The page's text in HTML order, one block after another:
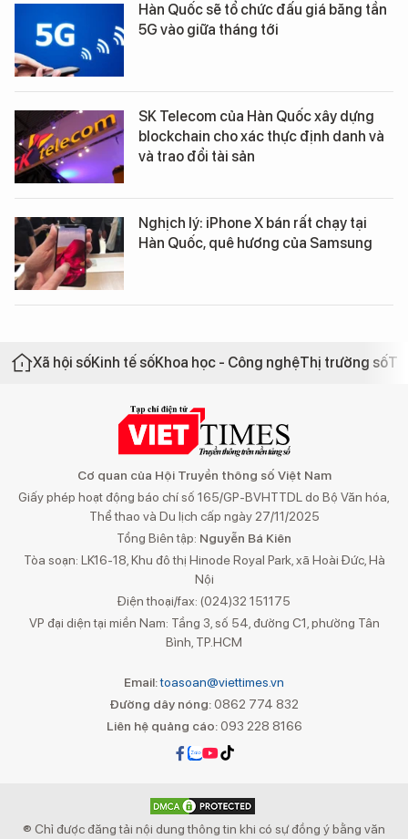
Hàn Quốc sẽ tổ chức đấu giá băng tần
5G vào giữa tháng tới
SK Telecom của Hàn Quốc xây dựng
blockchain cho xác thực định danh và
và trao đổi tài sản
Nghịch lý: iPhone X bán rất chạy tại
Hàn Quốc, quê hương của Samsung
Xã hội sốKinh tế sốKhoa học - Công nghệThị trường số
Cơ quan của Hội Truyền thông số Việt Nam
Giấy phép hoạt động báo chí số 165/GP-BVHTTDL do Bộ Văn hóa,
Thể thao và Du lịch cấp ngày 27/11/2025
Tổng Biên tập: Nguyễn Bá Kiên
Tòa soạn: LK16-18, Khu đô thị Hinode Royal Park, xã Hoài Đức, Hà
Nội
Điện thoại/fax: (024)32 151175
VP đại diện tại miền Nam: Tầng 3, số 54, đường C1, phường Tân
Bình, TP.HCM
Email:toasoan@viettimes.vn
Đường dây nóng: 0862 774 832
Liên hệ quảng cáo:093 228 8166
® Chỉ được đăng tải nội dung thông tin khi có sự đồng ý bằng văn